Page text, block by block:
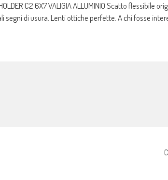
C2 6X7 VALIGIA ALLUMINIO Scatto flessibile
di usura. Lenti ottiche perfette. A chi fosse